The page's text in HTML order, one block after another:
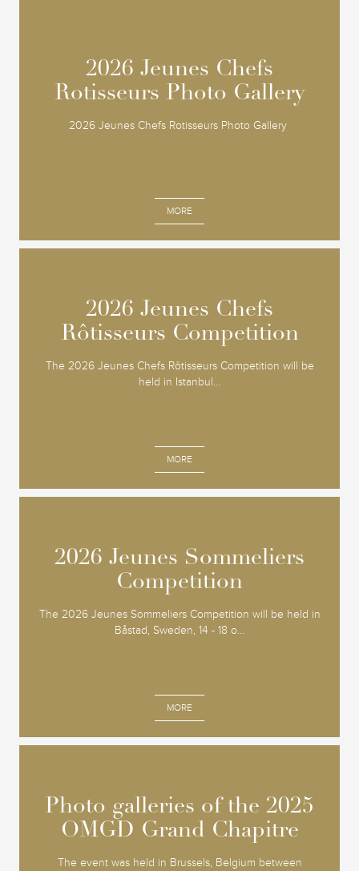
2026 Jeunes Chefs
Rotisseurs Photo Gallery
2026 Jeunes Chefs Rotisseurs Photo Gallery
MORE
2026 Jeunes Chefs
Rotisseurs Photo Gallery
2026 Jeunes Chefs
Rôtisseurs Competition
The 2026 Jeunes Chefs Rôtisseurs Competition will be
held in Istanbul...
MORE
2026 Jeunes Chefs
Rôtisseurs Competition
2026 Jeunes Sommeliers
Competition
The 2026 Jeunes Sommeliers Competition will be held in
Båstad, Sweden, 14 - 18 o...
MORE
2026 Jeunes Sommeliers
Competition
Photo galleries of the 2025
OMGD Grand Chapitre
The event was held in Brussels, Belgium between
Photo galleries of the 2025
OMGD Grand Chapitre